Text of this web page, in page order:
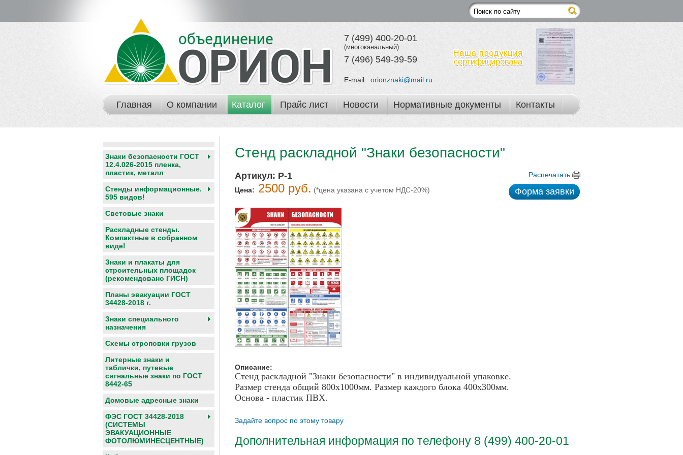
7 (499) 400-20-01
(многоканальный)
7 (496) 549-39-59
E-mail: orionznaki@mail.ru
Главная О компании Каталог Прайс лист Новости Нормативные документы Контакты
Знаки безопасности ГОСТ
12.4.026-2015 пленка,
пластик, металл
Стенды информационные.
595 видов!
Световые знаки
Раскладные стенды.
Компактные в собранном
виде!
Знаки и плакаты для
строительных площадок
(рекомендовано ГИСН)
Планы эвакуации ГОСТ
34428-2018 г.
Знаки специального
назначения
Схемы строповки грузов
Литерные знаки и
таблички, путевые
сигнальные знаки по ГОСТ
8442-65
Домовые адресные знаки
ФЭС ГОСТ 34428-2018
(СИСТЕМЫ
ЭВАКУАЦИОННЫЕ
ФОТОЛЮМИНЕСЦЕНТНЫЕ)
Стенд раскладной "Знаки безопасности"
Артикул: Р-1
Цена: 2500 руб. (*цена указана с учетом НДС-20%)
Распечатать
Форма заявки
Описание:
Стенд раскладной "Знаки безопасности" в индивидуальной упаковке.
Размер стенда общий 800х1000мм. Размер каждого блока 400х300мм.
Основа - пластик ПВХ.
Задайте вопрос по этому товару
Дополнительная информация по телефону 8 (499) 400-20-01